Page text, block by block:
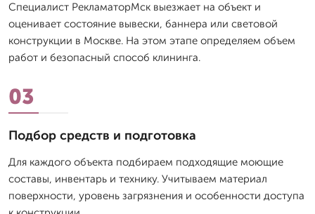
Специалист РекламаторМск выезжает на объект и
оценивает состояние вывески, баннера или световой
конструкции в Москве. На этом этапе определяем объем
работ и безопасный способ клининга.
03
Подбор средств и подготовка
Для каждого объекта подбираем подходящие моющие
составы, инвентарь и технику. Учитываем материал
поверхности, уровень загрязнения и особенности доступа